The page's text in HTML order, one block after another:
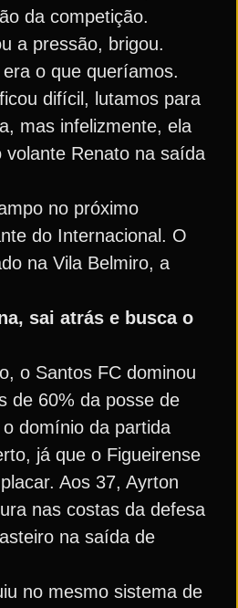
da competição.
a pressão, brigou.
o que queríamos.
difícil, lutamos para
mas infelizmente, ela
volante Renato na saída
no próximo
do Internacional. O
na Vila Belmiro, a
sai atrás e busca o
o Santos FC dominou
de 60% da posse de
domínio da partida
já que o Figueirense
Aos 37, Ayrton
nas costas da defesa
na saída de
no mesmo sistema de